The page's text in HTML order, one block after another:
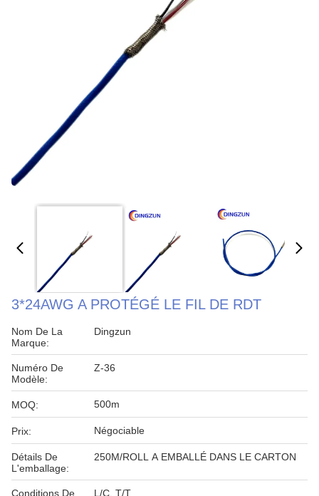
3*24AWG A PROTÉGÉ LE FIL DE RDT
Nom De La
Marque:
Dingzun
Numéro De
Modèle:
Z-36
MOQ: 500m
Prix: Négociable
Détails De
L'emballage:
250M/ROLL A EMBALLÉ DANS LE CARTON
Conditions De
L/C, T/T